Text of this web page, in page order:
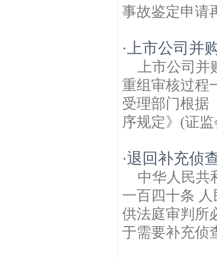
事故鉴定申请
·上市公司并
上市公司
重组审核过程
受理部门根据
序规定》(证
·退回补充侦
中华人民共
一百四十条
供法庭审判所
于需要补充侦